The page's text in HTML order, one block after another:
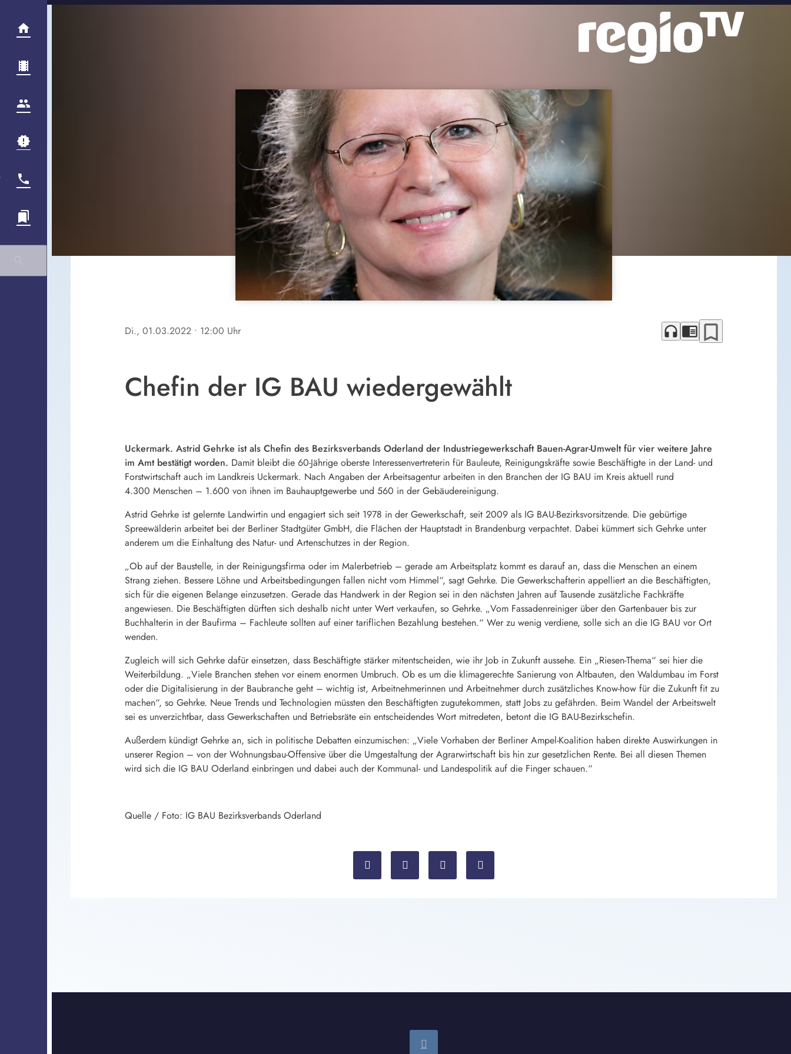
Di., 01.03.2022 • 12:00 Uhr headphones chrome_reader_mode bookmark_border
Chefin der IG BAU wiedergewählt
Uckermark. Astrid Gehrke ist als Chefin des Bezirksverbands Oderland der Industriegewerkschaft Bauen-Agrar-Umwelt für vier weitere Jahre
im Amt bestätigt worden. Damit bleibt die 60-Jährige oberste Interessenvertreterin für Bauleute, Reinigungskräfte sowie Beschäftigte in der Land- und
Forstwirtschaft auch im Landkreis Uckermark. Nach Angaben der Arbeitsagentur arbeiten in den Branchen der IG BAU im Kreis aktuell rund
4.300 Menschen – 1.600 von ihnen im Bauhauptgewerbe und 560 in der Gebäudereinigung.
Astrid Gehrke ist gelernte Landwirtin und engagiert sich seit 1978 in der Gewerkschaft, seit 2009 als IG BAU-Bezirksvorsitzende. Die gebürtige
Spreewälderin arbeitet bei der Berliner Stadtgüter GmbH, die Flächen der Hauptstadt in Brandenburg verpachtet. Dabei kümmert sich Gehrke unter
anderem um die Einhaltung des Natur- und Artenschutzes in der Region.
„Ob auf der Baustelle, in der Reinigungsfirma oder im Malerbetrieb – gerade am Arbeitsplatz kommt es darauf an, dass die Menschen an einem
Strang ziehen. Bessere Löhne und Arbeitsbedingungen fallen nicht vom Himmel“, sagt Gehrke. Die Gewerkschafterin appelliert an die Beschäftigten,
sich für die eigenen Belange einzusetzen. Gerade das Handwerk in der Region sei in den nächsten Jahren auf Tausende zusätzliche Fachkräfte
angewiesen. Die Beschäftigten dürften sich deshalb nicht unter Wert verkaufen, so Gehrke. „Vom Fassadenreiniger über den Gartenbauer bis zur
Buchhalterin in der Baufirma – Fachleute sollten auf einer tariflichen Bezahlung bestehen.“ Wer zu wenig verdiene, solle sich an die IG BAU vor Ort
wenden.
Zugleich will sich Gehrke dafür einsetzen, dass Beschäftigte stärker mitentscheiden, wie ihr Job in Zukunft aussehe. Ein „Riesen-Thema“ sei hier die
Weiterbildung. „Viele Branchen stehen vor einem enormen Umbruch. Ob es um die klimagerechte Sanierung von Altbauten, den Waldumbau im Forst
oder die Digitalisierung in der Baubranche geht – wichtig ist, Arbeitnehmerinnen und Arbeitnehmer durch zusätzliches Know-how für die Zukunft fit zu
machen“, so Gehrke. Neue Trends und Technologien müssten den Beschäftigten zugutekommen, statt Jobs zu gefährden. Beim Wandel der Arbeitswelt
sei es unverzichtbar, dass Gewerkschaften und Betriebsräte ein entscheidendes Wort mitredeten, betont die IG BAU-Bezirkschefin.
Außerdem kündigt Gehrke an, sich in politische Debatten einzumischen: „Viele Vorhaben der Berliner Ampel-Koalition haben direkte Auswirkungen in
unserer Region – von der Wohnungsbau-Offensive über die Umgestaltung der Agrarwirtschaft bis hin zur gesetzlichen Rente. Bei all diesen Themen
wird sich die IG BAU Oderland einbringen und dabei auch der Kommunal- und Landespolitik auf die Finger schauen.“
Quelle / Foto: IG BAU Bezirksverbands Oderland